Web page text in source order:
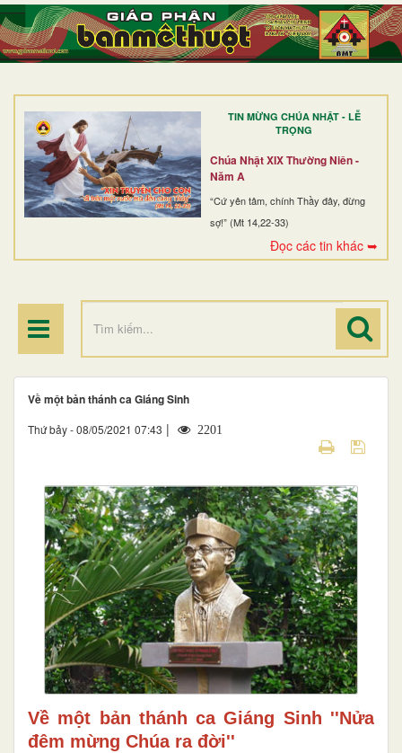
TIN MỪNG CHÚA NHẬT - LỄ
TRỌNG
Chúa Nhật XIX Thường Niên -
Năm A
“Cứ yên tâm, chính Thầy đây, đừng
sợ!” (Mt 14,22-33)
Đọc các tin khác ➥
TRANG NHẤT
GIỚI THIỆU
DÒNG TU
BAN MỤC VỤ
ĐOÀN THỂ CG
ĐIỂM HÀNH HƯƠNG
Về một bản thánh ca Giáng Sinh
Thứ bảy - 08/05/2021 07:43 | 2201
Về một bản thánh ca Giáng Sinh ''Nửa
đêm mừng Chúa ra đời''